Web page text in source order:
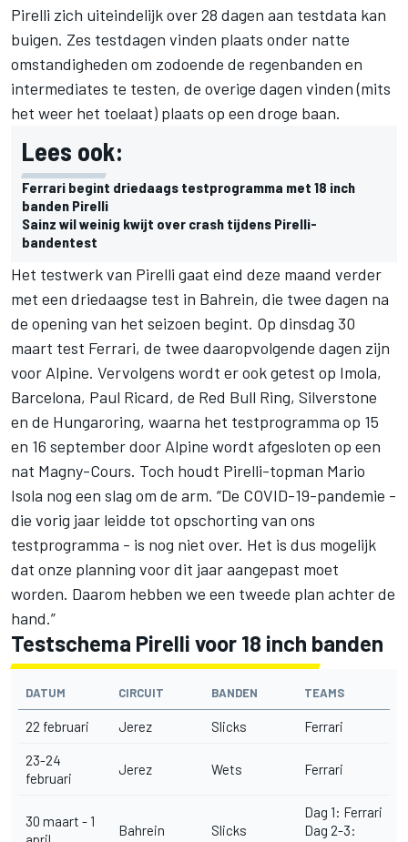
Pirelli zich uiteindelijk over 28 dagen aan testdata kan
buigen. Zes testdagen vinden plaats onder natte
omstandigheden om zodoende de regenbanden en
intermediates te testen, de overige dagen vinden (mits
het weer het toelaat) plaats op een droge baan.
Lees ook:
Ferrari begint driedaags testprogramma met 18 inch
banden Pirelli
Sainz wil weinig kwijt over crash tijdens Pirelli-
bandentest
Het testwerk van Pirelli gaat eind deze maand verder
met een driedaagse test in Bahrein, die twee dagen na
de opening van het seizoen begint. Op dinsdag 30
maart test Ferrari, de twee daaropvolgende dagen zijn
voor Alpine. Vervolgens wordt er ook getest op Imola,
Barcelona, Paul Ricard, de Red Bull Ring, Silverstone
en de Hungaroring, waarna het testprogramma op 15
en 16 september door Alpine wordt afgesloten op een
nat Magny-Cours. Toch houdt Pirelli-topman Mario
Isola nog een slag om de arm. “De COVID-19-pandemie -
die vorig jaar leidde tot opschorting van ons
testprogramma - is nog niet over. Het is dus mogelijk
dat onze planning voor dit jaar aangepast moet
worden. Daarom hebben we een tweede plan achter de
hand.”
Testschema Pirelli voor 18 inch banden
DATUM CIRCUIT BANDEN TEAMS
22 februari Jerez Slicks Ferrari
23-24
februari
Jerez Wets Ferrari
30 maart - 1
Bahrein Slicks
Dag 1: Ferrari
Dag 2-3: